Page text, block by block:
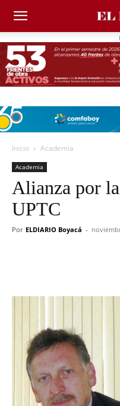
Inicio Academia
Academia
Alianza por
UPTC
Por ELDIARIO Boyacá -